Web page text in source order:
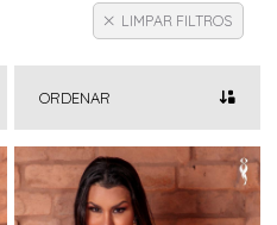
LIMPAR FILTROS
ORDENAR